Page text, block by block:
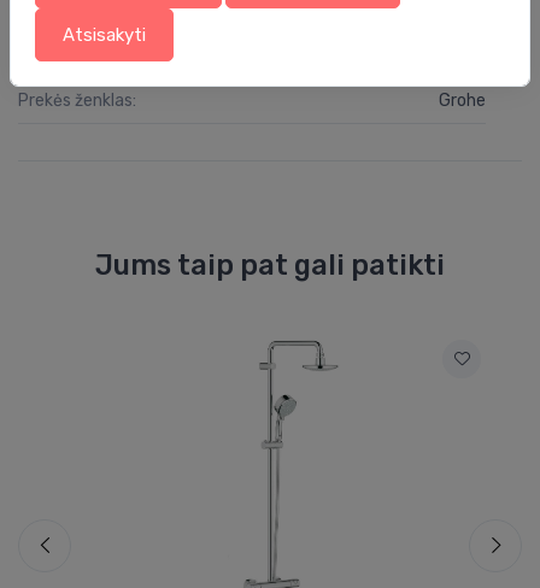
Produkto kodas:
Barkodas:
Prekės ženklas: Grohe
Jums taip pat gali patikti
Atsisakyti